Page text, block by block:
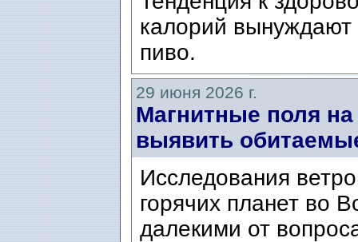
калорий
пиво.
29 июня 2026 г.
Магнитные поля на
выявить
Исследования
горячих планет во
далекими от